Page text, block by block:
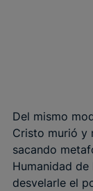
Del mismo
Cristo murió y
sacando
Humanidad
desvelarle el